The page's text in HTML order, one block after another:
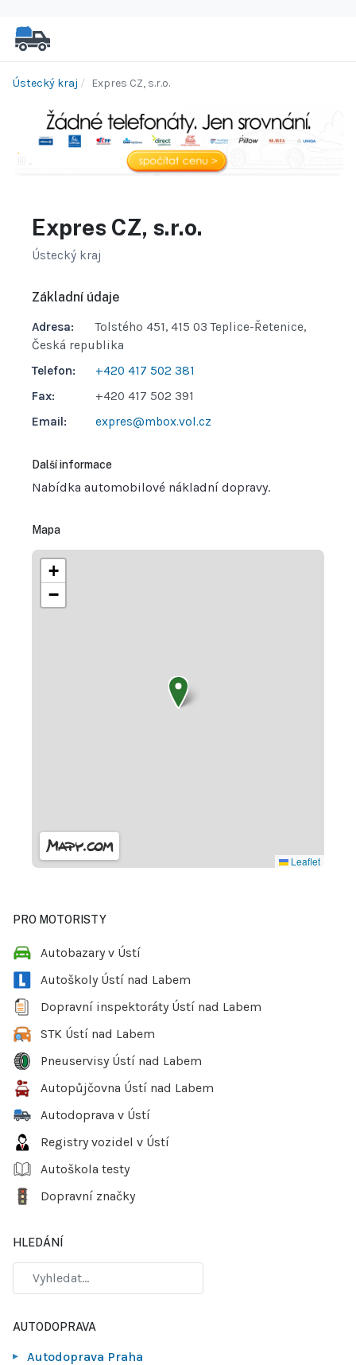
Ústecký kraj Expres CZ, s.r.o.
Expres CZ, s.r.o.
Ústecký kraj
Základní údaje
Adresa:
Tolstého 451, 415 03 Teplice-Řetenice,
Česká republika
Telefon:
+420 417 502 381
Fax:
+420 417 502 391
Email:
expres@mbox.vol.cz
Další informace
Nabídka automobilové nákladní dopravy.
Mapa
+
−
Leaflet
PRO MOTORISTY
Autobazary v Ústí
Autoškoly Ústí nad Labem
Dopravní inspektoráty Ústí nad Labem
STK Ústí nad Labem
Pneuservisy Ústí nad Labem
Autopůjčovna Ústí nad Labem
Autodoprava v Ústí
Registry vozidel v Ústí
Autoškola testy
Dopravní značky
HLEDÁNÍ
AUTODOPRAVA
Autodoprava Praha